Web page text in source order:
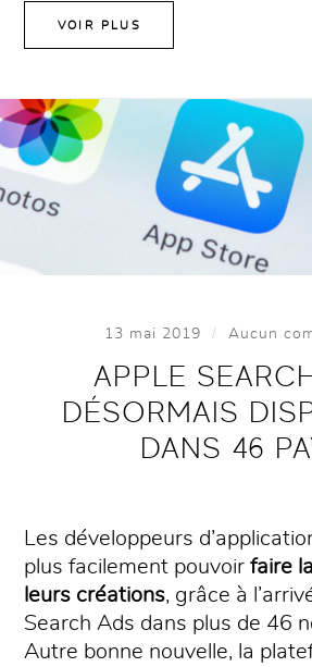
VOIR PLUS
13 mai 2019 / Aucun
APPLE
DÉSORMAIS
DANS 46
Les développeurs
plus facilement pouvoirfaire
leurs créations, grâce à
Search Ads dans plus de 46
Autre bonne nouvelle, la